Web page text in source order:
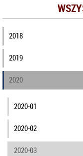
2018
2019
2020
2020-01
2020-02
2020-03